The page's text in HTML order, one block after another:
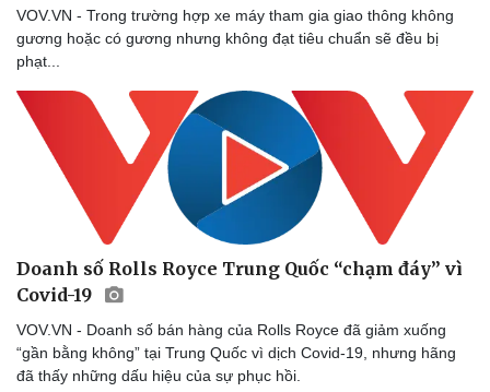
Vì cộng đồng
Chuyển đổi số
VOV.VN - Trong trường hợp xe máy tham gia giao thông không
gương hoặc có gương nhưng không đạt tiêu chuẩn sẽ đều bị
phạt...
Doanh số Rolls Royce Trung Quốc “chạm đáy” vì
Covid-19
VOV.VN - Doanh số bán hàng của Rolls Royce đã giảm xuống
“gần bằng không” tại Trung Quốc vì dịch Covid-19, nhưng hãng
đã thấy những dấu hiệu của sự phục hồi.